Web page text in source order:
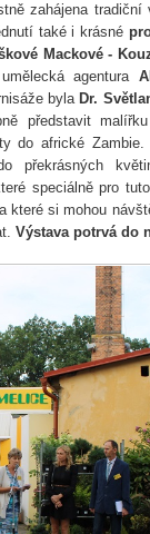
zahájena
také i krásné
Mackové -
agentura
byla Dr.
představit malířku
do africké
překrásných
speciálně pro
které si mohou
Výstava potrvá do